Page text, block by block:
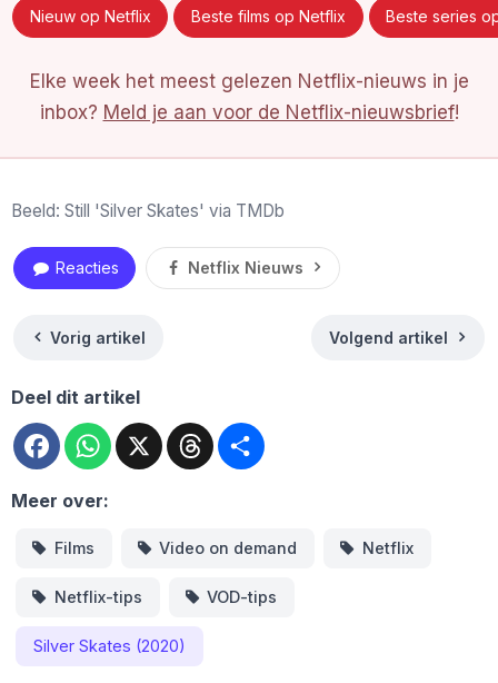
Nieuw op Netflix Beste films op Netflix Beste series
Elke week het meest gelezen Netflix-nieuws in je
inbox? Meld je aan voor de Netflix-nieuwsbrief!
Beeld: Still 'Silver Skates' via TMDb
Reacties Netflix Nieuws
Vorig artikel Volgend artikel
Deel dit artikel
FacebookWhatsApp
X Threads
Meer over:
Films Video on demand Netflix
Netflix-tips VOD-tips
Silver Skates (2020)